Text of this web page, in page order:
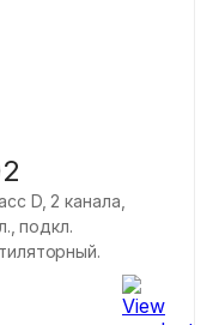
D, 2 канала,
подкл.